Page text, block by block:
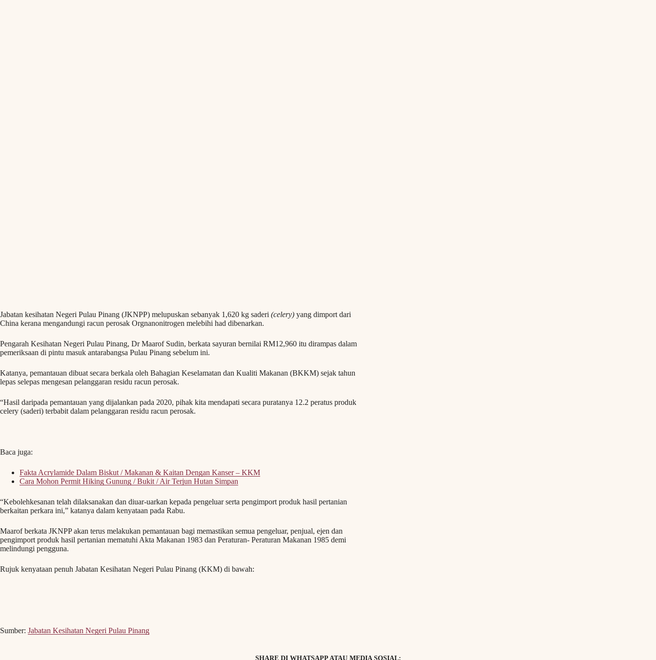
Jabatan kesihatan Negeri Pulau Pinang (JKNPP) melupuskan sebanyak 1,620 kg saderi (celery) yang dimport dari
China kerana mengandungi racun perosak Orgnanonitrogen melebihi had dibenarkan.
Pengarah Kesihatan Negeri Pulau Pinang, Dr Maarof Sudin, berkata sayuran bernilai RM12,960 itu dirampas dalam
pemeriksaan di pintu masuk antarabangsa Pulau Pinang sebelum ini.
Katanya, pemantauan dibuat secara berkala oleh Bahagian Keselamatan dan Kualiti Makanan (BKKM) sejak tahun
lepas selepas mengesan pelanggaran residu racun perosak.
“Hasil daripada pemantauan yang dijalankan pada 2020, pihak kita mendapati secara puratanya 12.2 peratus produk
celery (saderi) terbabit dalam pelanggaran residu racun perosak.
Baca juga:
Fakta Acrylamide Dalam Biskut / Makanan & Kaitan Dengan Kanser – KKM
Cara Mohon Permit Hiking Gunung / Bukit / Air Terjun Hutan Simpan
“Kebolehkesanan telah dilaksanakan dan diuar-uarkan kepada pengeluar serta pengimport produk hasil pertanian
berkaitan perkara ini,” katanya dalam kenyataan pada Rabu.
Maarof berkata JKNPP akan terus melakukan pemantauan bagi memastikan semua pengeluar, penjual, ejen dan
pengimport produk hasil pertanian mematuhi Akta Makanan 1983 dan Peraturan- Peraturan Makanan 1985 demi
melindungi pengguna.
Rujuk kenyataan penuh Jabatan Kesihatan Negeri Pulau Pinang (KKM) di bawah:
Sumber: Jabatan Kesihatan Negeri Pulau Pinang
SHARE DI WHATSAPP ATAU MEDIA SOSIAL: